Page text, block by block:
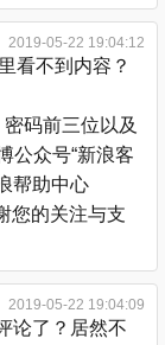
2019-05-22 19:04:12
看不到内容？
码前三位以及
公众号“新浪客
帮助中心
您的关注与支
2019-05-22 19:04:09
论了？居然不